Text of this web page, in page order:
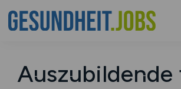
Auszubildende